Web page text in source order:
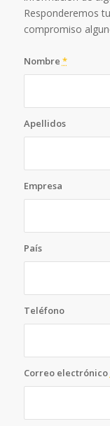
Responderemos
compromiso
Nombre *
Apellidos
Empresa
País
Teléfono
Correo electrónico